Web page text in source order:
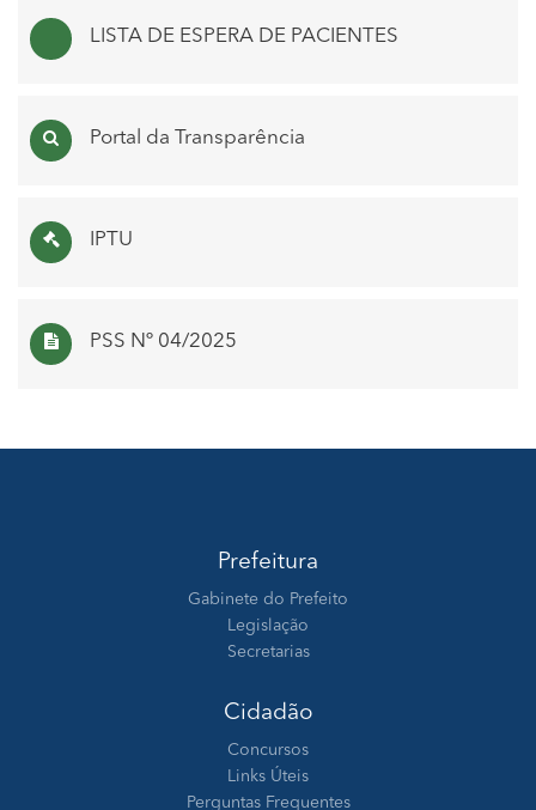
LISTA DE ESPERA DE PACIENTES
Portal da Transparência
IPTU
PSS Nº 04/2025
Prefeitura
Gabinete do Prefeito
Legislação
Secretarias
Cidadão
Concursos
Links Úteis
Perguntas Frequentes